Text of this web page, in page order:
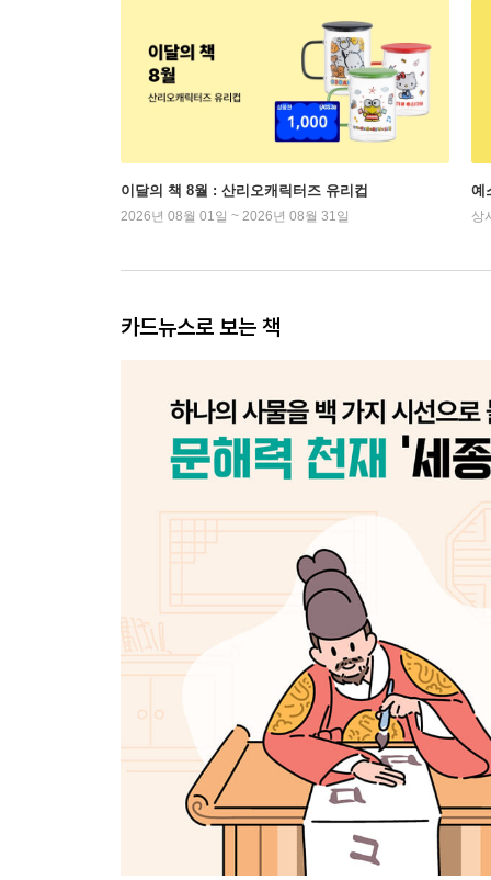
이달의 책 8월 : 산리오캐릭터즈 유리컵
2026년 08월 01일 ~ 2026년 08월 31일
예
상
카드뉴스로 보는 책